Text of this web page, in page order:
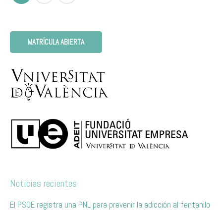
MATRÍCULA ABIERTA
Noticias recientes
El PSOE registra una PNL para prevenir la adicción al fentanilo